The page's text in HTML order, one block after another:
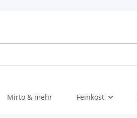
Mirto & mehr Feinkost